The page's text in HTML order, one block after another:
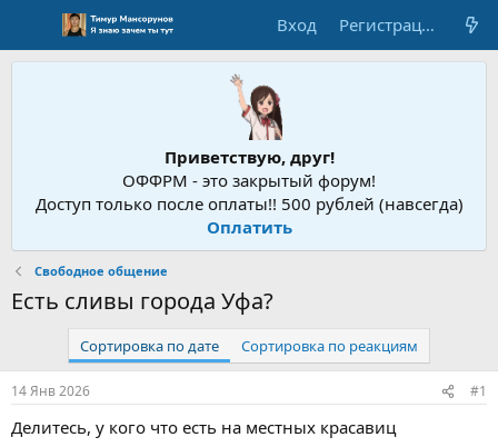
Вход Регистрация
Приветствую, друг!
ОФФРМ - это закрытый форум!
Доступ только после оплаты!! 500 рублей (навсегда)
Оплатить
Свободное общение
Есть сливы города Уфа?
Сортировка по дате Сортировка по реакциям
14 Янв 2026 #1
Делитесь, у кого что есть на местных красавиц